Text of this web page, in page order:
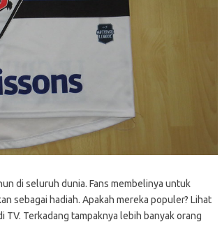
di seluruh dunia. Fans membelinya untuk
sebagai hadiah. Apakah mereka populer? Lihat
Terkadang tampaknya lebih banyak orang